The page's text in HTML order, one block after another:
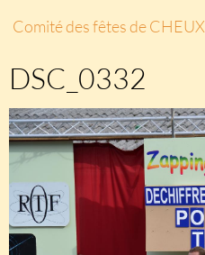
Comité des fêtes de CHEUX
DSC_0332